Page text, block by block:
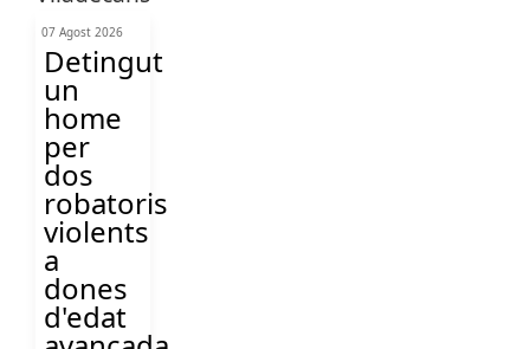
07 Agost 2026
Detingut
un
home
per
dos
robatoris
violents
a
dones
d'edat